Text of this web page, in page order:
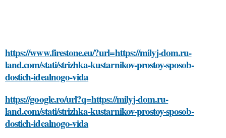
https://www.firestone.eu/?url=https://milyj-dom.ru-
land.com/stati/strizhka-kustarnikov-prostoy-sposob-
dostich-idealnogo-vida
https://google.ro/url?q=https://milyj-dom.ru-
land.com/stati/strizhka-kustarnikov-prostoy-sposob-
dostich-idealnogo-vida